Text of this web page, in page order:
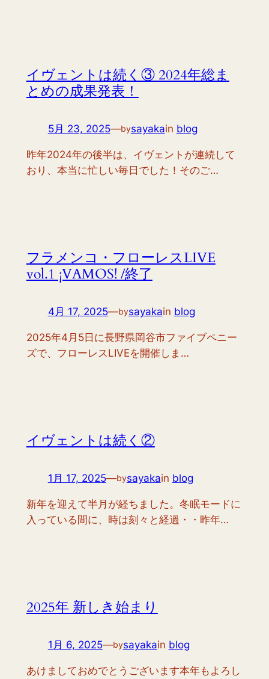
イヴェントは続く③ 2024年総ま
とめの成果発表！
5月 23, 2025—bysayakain blog
昨年2024年の後半は、イヴェントが連続して
おり、本当に忙しい毎日でした！そのご…
フラメンコ・フローレスLIVE
vol.1 ¡VAMOS! /終了
4月 17, 2025—bysayakain blog
2025年4月5日に長野県岡谷市ファイブペニー
ズで、フローレスLIVEを開催しま…
イヴェントは続く②
1月 17, 2025—bysayakain blog
新年を迎えて半月が経ちました。冬眠モードに
入っている間に、時は刻々と経過・・昨年…
2025年 新しき始まり
1月 6, 2025—bysayakain blog
あけましておめでとうございます本年もよろし